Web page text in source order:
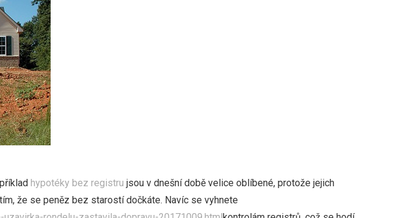
hypotéky bez registru jsou v dnešní době velice oblíbené, protože jejich
že se peněz bez starostí dočkáte. Navíc se vyhnete